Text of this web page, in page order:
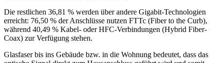
Die restlichen 36,81 % werden über andere Gigabit-Technologien
erreicht: 76,50 % der Anschlüsse nutzen FTTc (Fiber to the Curb),
während 40,49 % Kabel- oder HFC-Verbindungen (Hybrid Fiber-
Coax) zur Verfügung stehen.
Glasfaser bis ins Gebäude bzw. in die Wohnung bedeutet, dass das